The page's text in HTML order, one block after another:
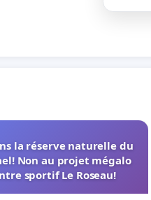
la réserve naturelle du
Non au projet mégalo
sportif Le Roseau!